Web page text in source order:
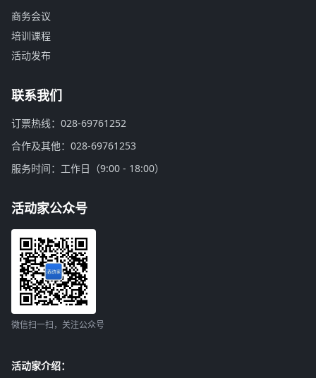
商务会议
培训课程
活动发布
联系我们
订票热线：028-69761252
合作及其他：028-69761253
服务时间：工作日（9:00 - 18:00）
活动家公众号
微信扫一扫，关注公众号
活动家介绍：